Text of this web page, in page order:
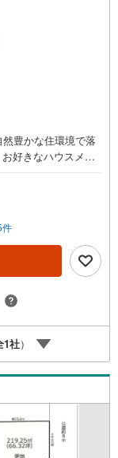
豊かな住環境で落
好きなハウスメー
校徒歩6分とお子様
用可能※バザール会
スをご用意してお
してご来場くださ
どお気軽にお問合せ
になったことのな
ます！ご案内時に
寄り駅等でお待ち合
さい。ご希望があ
物件などもご案内
建物（株）八王子
件
1社）